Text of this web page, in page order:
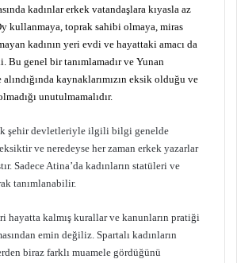
kadınlar erkek vatandaşlara kıyasla az
kullanmaya, toprak sahibi olmaya, miras
kadının yeri evdi ve hayattaki amacı da
Bu genel bir tanımlamadır ve Yunan
kaynaklarımızın eksik olduğu ve
unutulmamalıdır.
şehir devletleriyle ilgili bilgi genelde
ve neredeyse her zaman erkek yazarlar
Sadece Atina’da kadınların statüleri ve
tanımlanabilir.
hayatta kalmış kurallar ve kanunların pratiği
emin değiliz. Spartalı kadınların
biraz farklı muamele gördüğünü